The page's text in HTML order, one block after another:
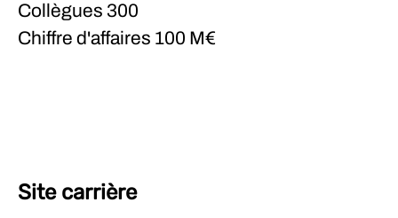
Collègues 300
Chiffre d'affaires 100 M€
Site carrière